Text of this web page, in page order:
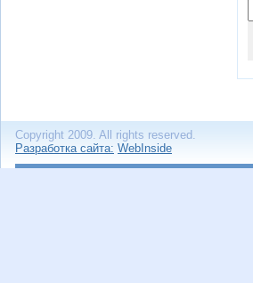
Copyright 2009. All rights reserved.
Разработка сайта: WebInside